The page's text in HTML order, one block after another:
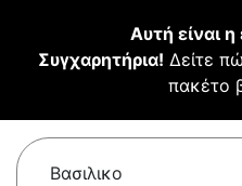
Αυτή είναι η
Συγχαρητήρια! Δείτε
πακέτο
Βασιλικο